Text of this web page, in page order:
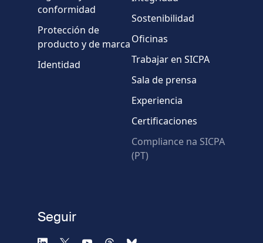
Mensaje
* Campos obligatorios
conformidad
Protección de
producto y de marca
Identidad
Sostenibilidad
Oficinas
Trabajar en SICPA
Sala de prensa
Experiencia
Certificaciones
Compliance na SICPA
(PT)
Seguir